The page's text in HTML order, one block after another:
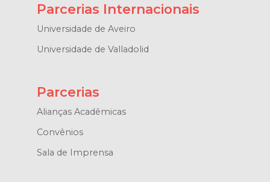
Parcerias Internacionais
Universidade de Aveiro
Universidade de Valladolid
Parcerias
Alianças Acadêmicas
Convênios
Sala de Imprensa